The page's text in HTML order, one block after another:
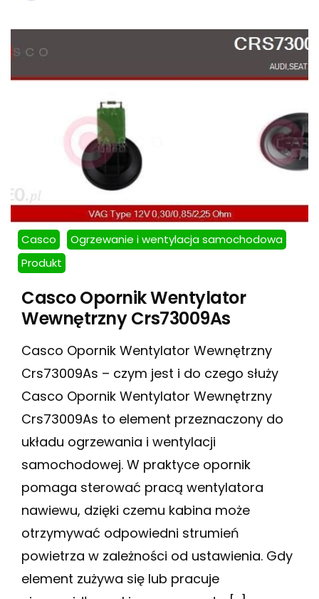
Casco
Ogrzewanie i wentylacja samochodowa
Produkt
Casco Opornik Wentylator
Wewnętrzny Crs73009As
Casco Opornik Wentylator Wewnętrzny
Crs73009As – czym jest i do czego służy
Casco Opornik Wentylator Wewnętrzny
Crs73009As to element przeznaczony do
układu ogrzewania i wentylacji
samochodowej. W praktyce opornik
pomaga sterować pracą wentylatora
nawiewu, dzięki czemu kabina może
otrzymywać odpowiedni strumień
powietrza w zależności od ustawienia. Gdy
element zużywa się lub pracuje